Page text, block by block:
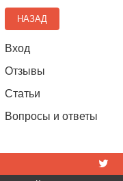
НАЗАД
Вход
Отзывы
Статьи
Вопросы и ответы